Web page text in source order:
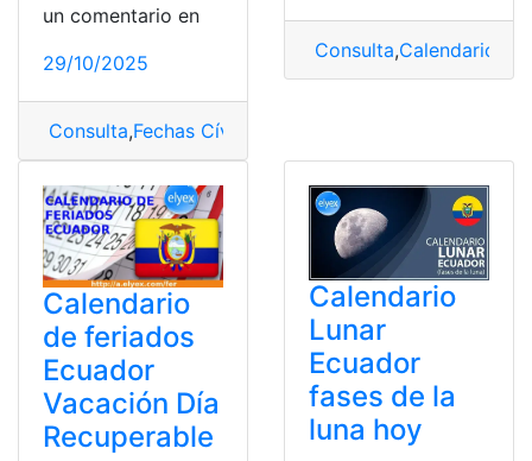
un comentario en
29/10/2025
Consulta,Fechas Cívicas Calendario
Consulta,Calendario
Calendario
de feriados
Ecuador
Vacación Día
Recuperable
Calendario
Lunar
Ecuador
fases de la
luna hoy